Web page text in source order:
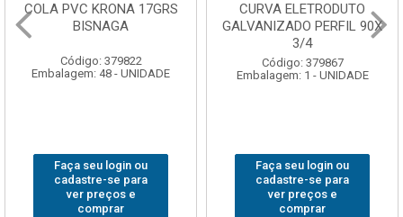
COLA PVC KRONA 17GRS
BISNAGA
Código: 379822
Embalagem: 48 - UNIDADE
Faça seu login ou
cadastre-se para
ver preços e
comprar
CURVA ELETRODUTO
GALVANIZADO PERFIL 90X
3/4
Código: 379867
Embalagem: 1 - UNIDADE
Faça seu login ou
cadastre-se para
ver preços e
comprar